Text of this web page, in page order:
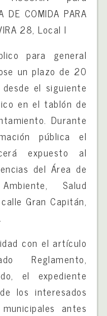
DE COMIDA PARA
28, Local l
para general
un plazo de 20
el siguiente
en el tablón de
Durante
pública el
expuesto al
del Área de
Salud
Gran Capitán,
con el artículo
Reglamento,
el expediente
los interesados
antes